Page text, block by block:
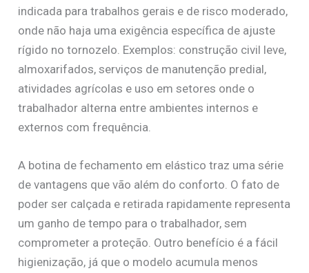
indicada para trabalhos gerais e de risco moderado,
onde não haja uma exigência específica de ajuste
rígido no tornozelo. Exemplos: construção civil leve,
almoxarifados, serviços de manutenção predial,
atividades agrícolas e uso em setores onde o
trabalhador alterna entre ambientes internos e
externos com frequência.
A botina de fechamento em elástico traz uma série
de vantagens que vão além do conforto. O fato de
poder ser calçada e retirada rapidamente representa
um ganho de tempo para o trabalhador, sem
comprometer a proteção. Outro benefício é a fácil
higienização, já que o modelo acumula menos